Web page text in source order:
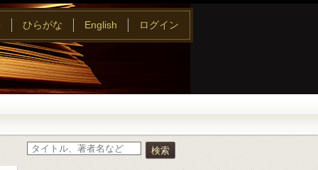
ひらがな English ログイン